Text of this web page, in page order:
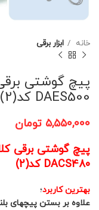
خانه ابزار برقی
DAES500 کد(2)
۵,۵۵۰,۰۰۰ تومان
DACS480 کد(2)
بهترین کاربرد؛
علاوه بر بستن پیچهای